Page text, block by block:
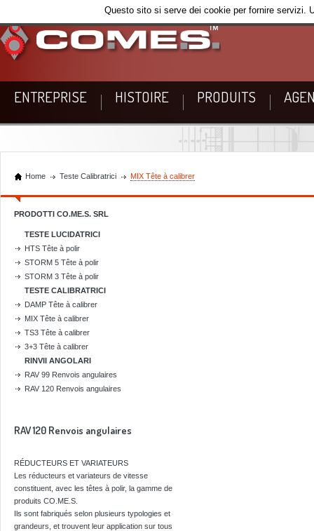
ENTREPRISE HISTOIRE PRODUITS
Home Teste Calibratrici MIX Tête à calibrer
PRODOTTI CO.ME.S. SRL
TESTE LUCIDATRICI
HTS Tête à polir
STORM 5 Tête à polir
STORM 3 Tête à polir
TESTE CALIBRATRICI
DAMP Tête à calibrer
MIX Tête à calibrer
TS3 Tête à calibrer
3+3 Tête à calibrer
RINVII ANGOLARI
RAV 99 Renvois angulaires
RAV 120 Renvois angulaires
RAV 120 Renvois angulaires
RÉDUCTEURS ET VARIATEURS
Les réducteurs et variateurs de vitesse
constituent, avec les têtes à polir, la gamme de
produits CO.ME.S.
Ils sont fabriqués selon plusieurs typologies et
grandeurs, et trouvent leur application sur tous
Questo sito si serve dei cookie per fornire servizi.